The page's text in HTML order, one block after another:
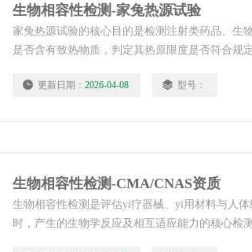
生物相容性检测-家兔热源试验
家兔热源试验的核心目的是检测注射类药品、生
是否含有致热物质，判定其热原限度是否符合规
更新日期： 2026-04-08 型号：
生物相容性检测-CMA/CNAS资质
生物相容性检测是评估yi疗器械、yi用材料与人
时，产生的生物学反应及相互适应能力的核心检